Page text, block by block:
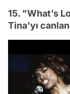
15. "What’s
Tina'yı